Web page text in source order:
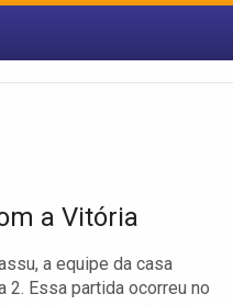
a Vitória
a equipe da casa
2. Essa partida ocorreu no